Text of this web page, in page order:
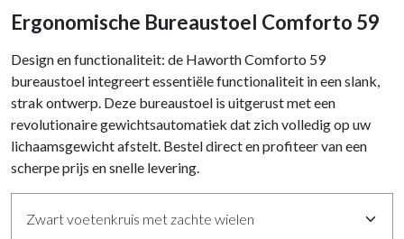
Ergonomische Bureaustoel Comforto 59
Design en functionaliteit: de Haworth Comforto 59
bureaustoel integreert essentiële functionaliteit in een slank,
strak ontwerp. Deze bureaustoel is uitgerust met een
revolutionaire gewichtsautomatiek dat zich volledig op uw
lichaamsgewicht afstelt. Bestel direct en profiteer van een
scherpe prijs en snelle levering.